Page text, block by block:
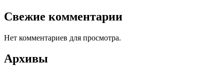
Свежие комментарии
Нет комментариев для просмотра.
Архивы